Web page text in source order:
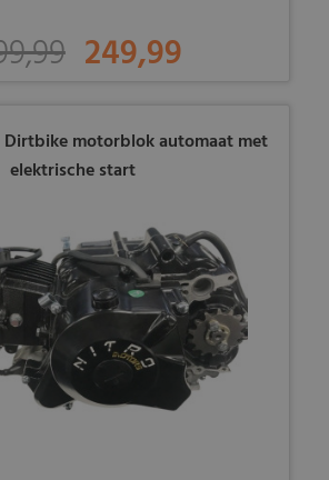
249,99
Dirtbike motorblok automaat met
elektrische start